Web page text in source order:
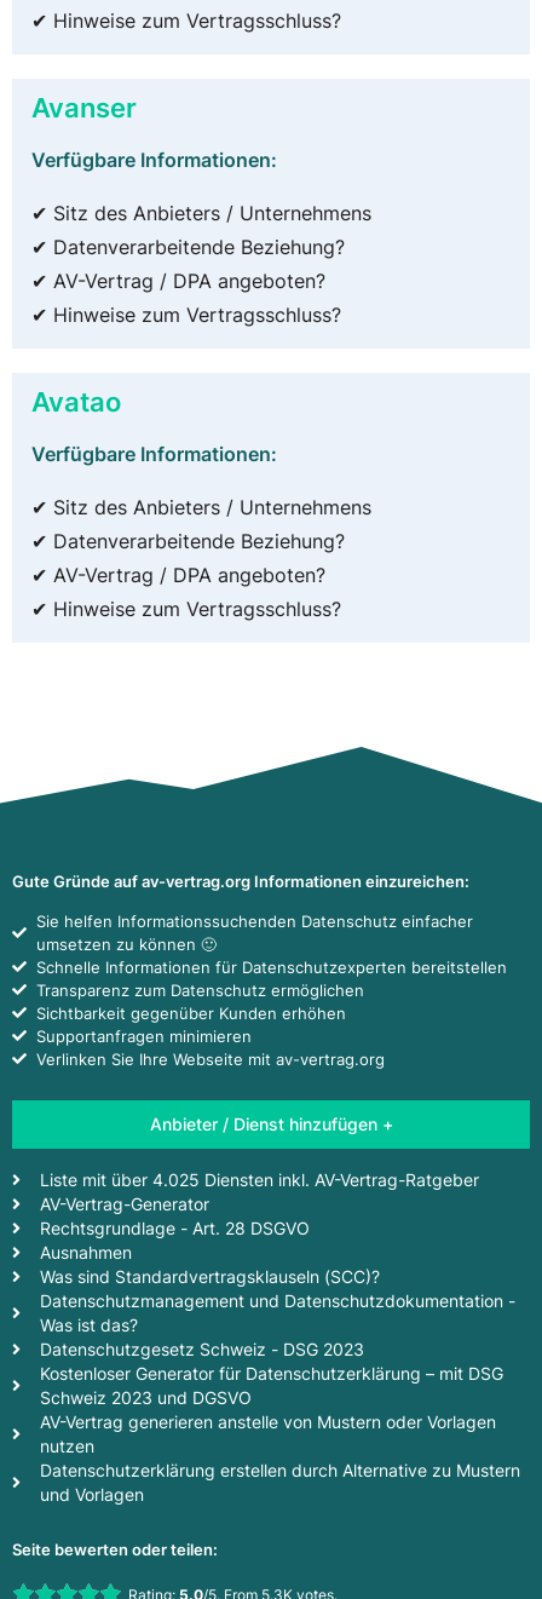
✔ Hinweise zum Vertragsschluss?
Avanser
Verfügbare Informationen:
✔ Sitz des Anbieters / Unternehmens
✔ Datenverarbeitende Beziehung?
✔ AV-Vertrag / DPA angeboten?
✔ Hinweise zum Vertragsschluss?
Avatao
Verfügbare Informationen:
✔ Sitz des Anbieters / Unternehmens
✔ Datenverarbeitende Beziehung?
✔ AV-Vertrag / DPA angeboten?
✔ Hinweise zum Vertragsschluss?
Gute Gründe auf av-vertrag.org Informationen einzureichen:
Sie helfen Informationssuchenden Datenschutz einfacher
umsetzen zu können 🙂
Schnelle Informationen für Datenschutzexperten bereitstellen
Transparenz zum Datenschutz ermöglichen
Sichtbarkeit gegenüber Kunden erhöhen
Supportanfragen minimieren
Verlinken Sie Ihre Webseite mit av-vertrag.org
Anbieter / Dienst hinzufügen +
Liste mit über 4.025 Diensten inkl. AV-Vertrag-Ratgeber
AV-Vertrag-Generator
Rechtsgrundlage - Art. 28 DSGVO
Ausnahmen
Was sind Standardvertragsklauseln (SCC)?
Datenschutzmanagement und Datenschutzdokumentation -
Was ist das?
Datenschutzgesetz Schweiz - DSG 2023
Kostenloser Generator für Datenschutzerklärung – mit DSG
Schweiz 2023 und DGSVO
AV-Vertrag generieren anstelle von Mustern oder Vorlagen
nutzen
Datenschutzerklärung erstellen durch Alternative zu Mustern
und Vorlagen
Seite bewerten oder teilen:
Rate this item:Rating: 5.0/5. From 5.3K votes.